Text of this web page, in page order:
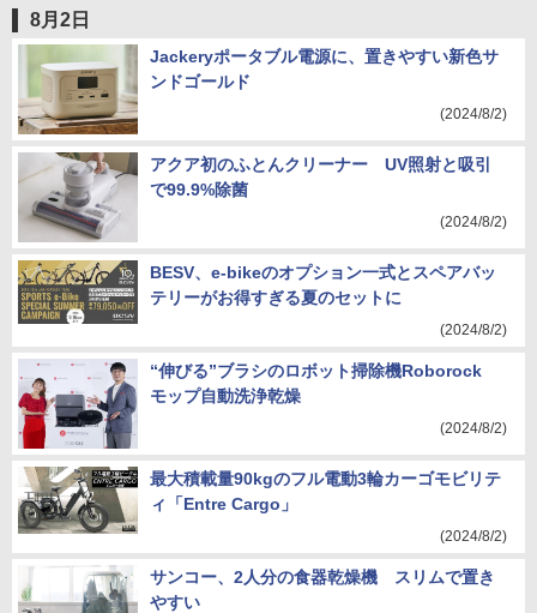
8月2日
Jackeryポータブル電源に、置きやすい新色サ
ンドゴールド
(2024/8/2)
アクア初のふとんクリーナー UV照射と吸引
で99.9%除菌
(2024/8/2)
BESV、e-bikeのオプション一式とスペアバッ
テリーがお得すぎる夏のセットに
(2024/8/2)
“伸びる”ブラシのロボット掃除機Roborock
モップ自動洗浄乾燥
(2024/8/2)
最大積載量90kgのフル電動3輪カーゴモビリテ
ィ「Entre Cargo」
(2024/8/2)
サンコー、2人分の食器乾燥機 スリムで置き
やすい